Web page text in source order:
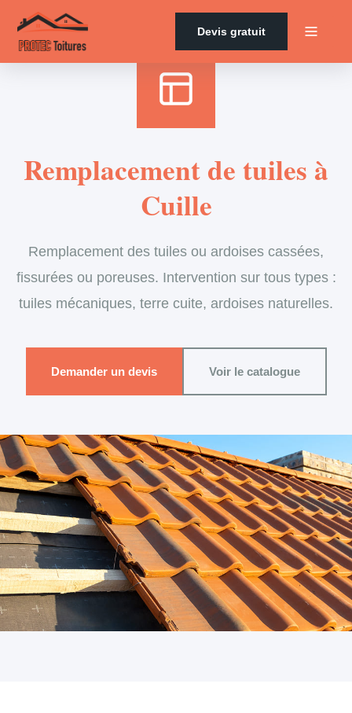
Devis gratuit
Remplacement de tuiles à
Cuille
Remplacement des tuiles ou ardoises cassées,
fissurées ou poreuses. Intervention sur tous types :
tuiles mécaniques, terre cuite, ardoises naturelles.
Demander un devis Voir le catalogue